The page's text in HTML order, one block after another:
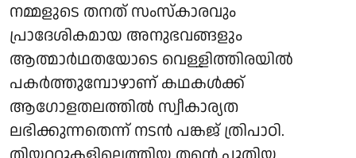
നമ്മളുടെ തനത് സംസ്കാരവും
പ്രാദേശികമായ അനുഭവങ്ങളും
ആത്മാർഥതയോടെ വെള്ളിത്തിരയിൽ
പകർത്തുമ്പോഴാണ് കഥകൾക്ക്
ആഗോളതലത്തിൽ സ്വീകാര്യത
ലഭിക്കുന്നതെന്ന് നടൻ പങ്കജ് ത്രിപാഠി.